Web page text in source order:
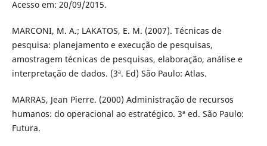
Acesso em: 20/09/2015.
MARCONI, M. A.; LAKATOS, E. M. (2007). Técnicas de
pesquisa: planejamento e execução de pesquisas,
amostragem técnicas de pesquisas, elaboração, análise e
interpretação de dados. (3ª. Ed) São Paulo: Atlas.
MARRAS, Jean Pierre. (2000) Administração de recursos
humanos: do operacional ao estratégico. 3ª ed. São Paulo:
Futura.